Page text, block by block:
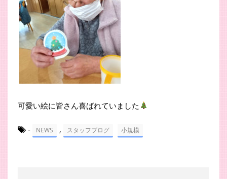
可愛い絵に皆さん喜ばれていました
- NEWS , スタッフブログ 小規模